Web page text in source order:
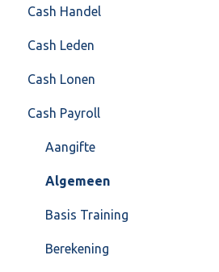
Factureren
Instellingen
Algemeen
Formulierlayout
Cash Handel
Inkoop
Verkoop
Voorraad
Overig
VoorraadService & Onderhoud
Cash Leden
Cash Lonen
Algemeen
Inrichting
Jaarafsluiting
Salarisberekening
Overig
Cash Payroll
Aangifte
Algemeen
Basis Training
Berekening